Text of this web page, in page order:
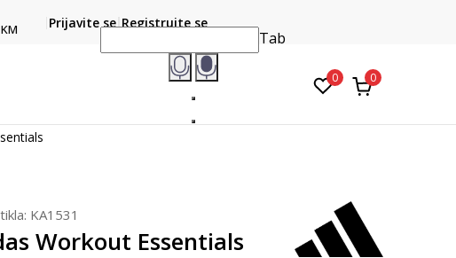
Platite karticom online i preuzmite u prodavnici po vašem
Prijavite se Registrujte se
Tab
0 0
KA1531
Workout Essentials